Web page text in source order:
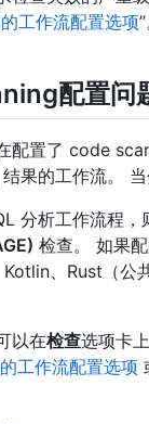
工作流配置选项”
配置问
配置了 code
果的工作流。
分析工作流程
检查。 如果
、Rust（公
以在检查选项卡
工作流配置选项